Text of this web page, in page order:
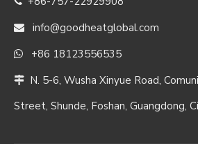
 info@goodheatglobal.com
 +86 18123556535
 N. 5-6, Wusha Xinyue Road,
Street, Shunde, Foshan, Guangdong,